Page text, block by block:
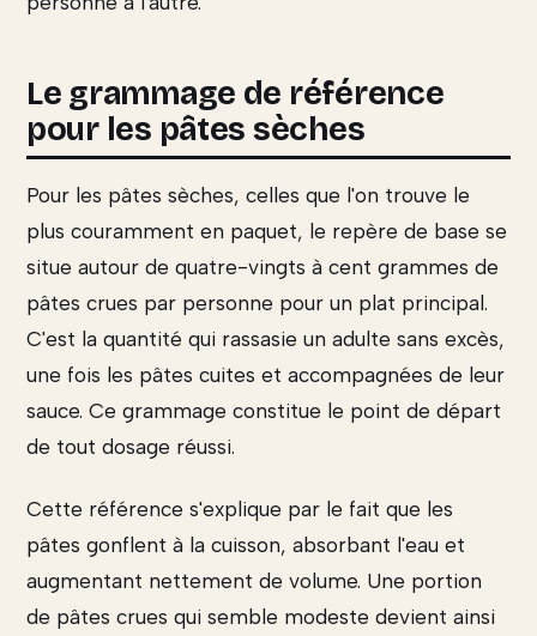
Le grammage de référence
pour les pâtes sèches
Pour les pâtes sèches, celles que l'on trouve le
plus couramment en paquet, le repère de base se
situe autour de quatre-vingts à cent grammes de
pâtes crues par personne pour un plat principal.
C'est la quantité qui rassasie un adulte sans excès,
une fois les pâtes cuites et accompagnées de leur
sauce. Ce grammage constitue le point de départ
de tout dosage réussi.
Cette référence s'explique par le fait que les
pâtes gonflent à la cuisson, absorbant l'eau et
augmentant nettement de volume. Une portion
de pâtes crues qui semble modeste devient ainsi